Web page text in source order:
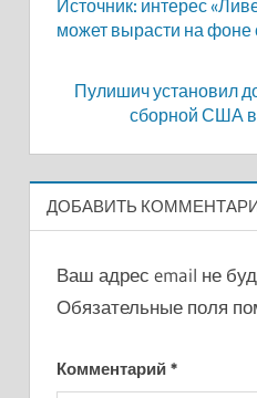
по
Источник: интерес
может вырасти на фоне
Пулишич установил
сборной США в
ДОБАВИТЬ
Ваш адрес email не
Обязательные поля
Комментарий *